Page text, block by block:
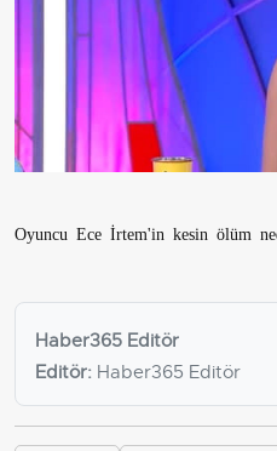
Oyuncu Ece İrtem'in kesin ölüm
Haber365 Editör
Editör: Haber365 Editör